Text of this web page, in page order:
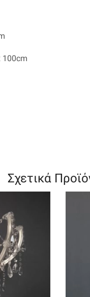
100cm
Σχετικά